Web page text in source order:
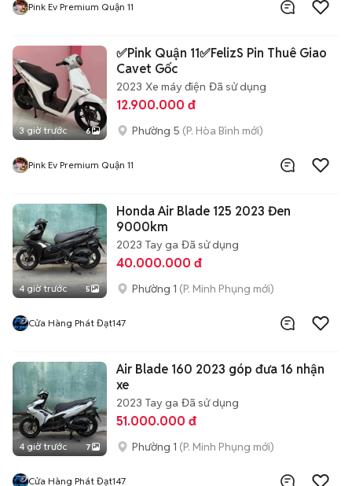
Pink Ev Premium Quận 11
3 giờ trước 6
✅Pink Quận 11✅FelizS Pin Thuê Giao
Cavet Gốc
2023 Xe máy điện Đã sử dụng
12.900.000 đ
Phường 5 (P. Hòa Bình mới)
Pink Ev Premium Quận 11
4 giờ trước 5
Honda Air Blade 125 2023 Đen
9000km
2023 Tay ga Đã sử dụng
40.000.000 đ
Phường 1 (P. Minh Phụng mới)
Cửa Hàng Phát Đạt147
4 giờ trước 7
Air Blade 160 2023 góp đưa 16 nhận
xe
2023 Tay ga Đã sử dụng
51.000.000 đ
Phường 1 (P. Minh Phụng mới)
Cửa Hàng Phát Đạt147